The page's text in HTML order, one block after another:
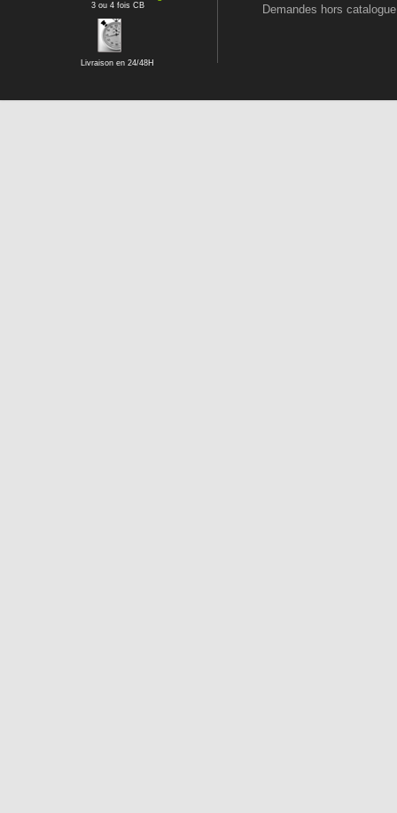
3 ou 4 fois CB
Livraison en 24/48H
Demandes hors catalogue